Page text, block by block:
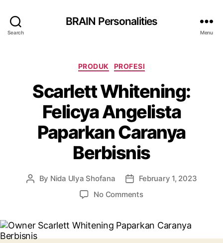
Search
BRAIN Personalities
Menu
Categories
PRODUK PROFESI
Scarlett Whitening:
Felicya Angelista
Paparkan Caranya
Berbisnis
Post
By Nida Ulya Shofana
PostFebruary 1, 2023
No Commentson
Felicya
Angelista